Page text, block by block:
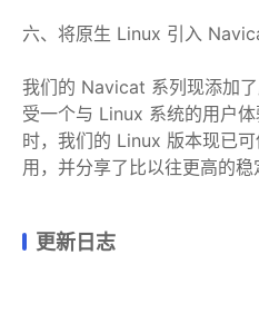
六、将原生 Linux 引入
我们的 Navicat 系列现添加
受一个与 Linux 系统的用户
时，我们的 Linux 版本现已
用，并分享了比以往更高的稳
更新日志